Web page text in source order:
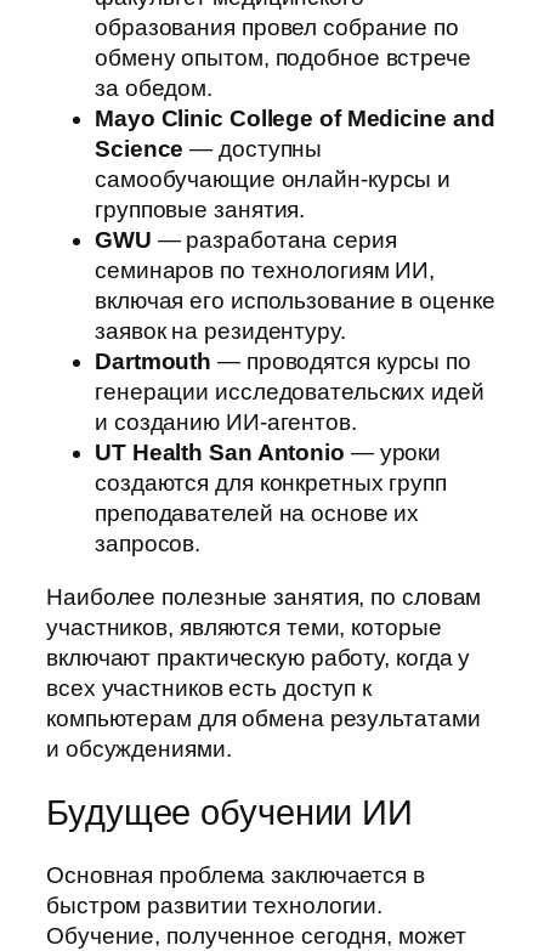
образования провел собрание по
обмену опытом, подобное встрече
за обедом.
Mayo Clinic College of Medicine and
Science — доступны
самообучающие онлайн-курсы и
групповые занятия.
GWU — разработана серия
семинаров по технологиям ИИ,
включая его использование в оценке
заявок на резидентуру.
Dartmouth — проводятся курсы по
генерации исследовательских идей
и созданию ИИ-агентов.
UT Health San Antonio — уроки
создаются для конкретных групп
преподавателей на основе их
запросов.
Наиболее полезные занятия, по словам
участников, являются теми, которые
включают практическую работу, когда у
всех участников есть доступ к
компьютерам для обмена результатами
и обсуждениями.
Будущее обучении ИИ
Основная проблема заключается в
быстром развитии технологии.
Обучение, полученное сегодня, может